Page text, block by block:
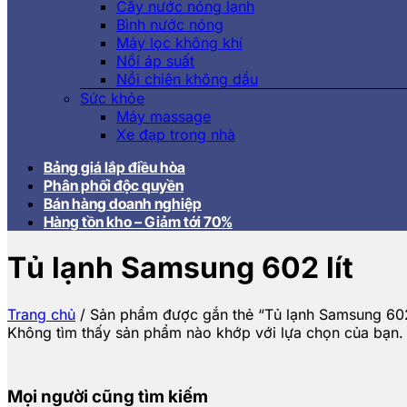
Cây nước nóng lạnh
Bình nước nóng
Máy lọc không khí
Nồi áp suất
Nồi chiên không dầu
Sức khỏe
Máy massage
Xe đạp trong nhà
Bảng giá lắp điều hòa
Phân phối độc quyền
Bán hàng doanh nghiệp
Hàng tồn kho – Giảm tới 70%
Tủ lạnh Samsung 602 lít
Trang chủ / Sản phẩm được gắn thẻ “Tủ lạnh Samsung
Không tìm thấy sản phẩm nào khớp với lựa chọn của bạn.
Mọi người cũng tìm kiếm